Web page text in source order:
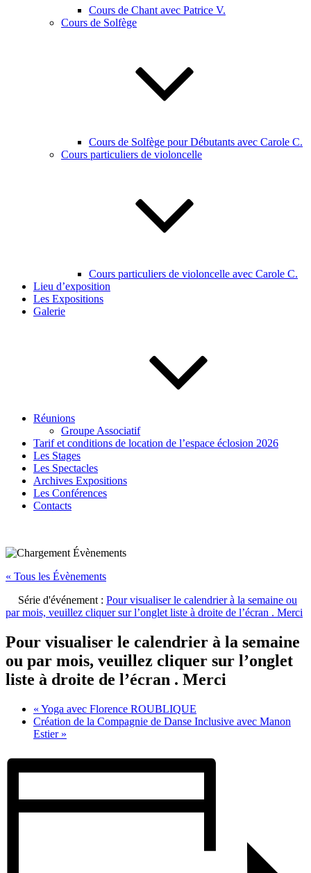
Cours de Chant avec Patrice V.
Cours de Solfège
Cours de Solfège pour Débutants avec Carole C.
Cours particuliers de violoncelle
Cours particuliers de violoncelle avec Carole C.
Lieu d’exposition
Les Expositions
Galerie
Réunions
Groupe Associatif
Tarif et conditions de location de l’espace éclosion 2026
Les Stages
Les Spectacles
Archives Expositions
Les Conférences
Contacts
« Tous les Évènements
Série d'événement : Pour visualiser le calendrier à la semaine ou
par mois, veuillez cliquer sur l’onglet liste à droite de l’écran . Merci
Pour visualiser le calendrier à la semaine
ou par mois, veuillez cliquer sur l’onglet
liste à droite de l’écran . Merci
« Yoga avec Florence ROUBLIQUE
Création de la Compagnie de Danse Inclusive avec Manon
Estier »